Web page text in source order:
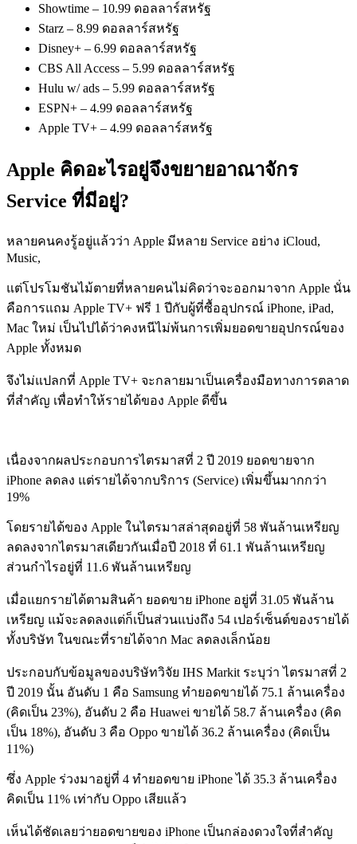
Showtime – 10.99 ดอลลาร์สหรัฐ
Starz – 8.99 ดอลลาร์สหรัฐ
Disney+ – 6.99 ดอลลาร์สหรัฐ
CBS All Access – 5.99 ดอลลาร์สหรัฐ
Hulu w/ ads – 5.99 ดอลลาร์สหรัฐ
ESPN+ – 4.99 ดอลลาร์สหรัฐ
Apple TV+ – 4.99 ดอลลาร์สหรัฐ
Apple คิดอะไรอยู่จึงขยายอาณาจักร
Service ที่มีอยู่?
หลายคนคงรู้อยู่แล้วว่า Apple มีหลาย Service อย่าง iCloud,
Music,
แต่โปรโมชันไม้ตายที่หลายคนไม่คิดว่าจะออกมาจาก Apple นั่น
คือการแถม Apple TV+ ฟรี 1 ปีกับผู้ที่ซื้ออุปกรณ์ iPhone, iPad,
Mac ใหม่ เป็นไปได้ว่าคงหนีไม่พ้นการเพิ่มยอดขายอุปกรณ์ของ
Apple ทั้งหมด
จึงไม่แปลกที่ Apple TV+ จะกลายมาเป็นเครื่องมือทางการตลาด
ที่สำคัญ เพื่อทำให้รายได้ของ Apple ดีขึ้น
เนื่องจากผลประกอบการไตรมาสที่ 2 ปี 2019 ยอดขายจาก
iPhone ลดลง แต่รายได้จากบริการ (Service) เพิ่มขึ้นมากกว่า
19%
โดยรายได้ของ Apple ในไตรมาสล่าสุดอยู่ที่ 58 พันล้านเหรียญ
ลดลงจากไตรมาสเดียวกันเมื่อปี 2018 ที่ 61.1 พันล้านเหรียญ
ส่วนกำไรอยู่ที่ 11.6 พันล้านเหรียญ
เมื่อแยกรายได้ตามสินค้า ยอดขาย iPhone อยู่ที่ 31.05 พันล้าน
เหรียญ แม้จะลดลงแต่ก็เป็นส่วนแบ่งถึง 54 เปอร์เซ็นต์ของรายได้
ทั้งบริษัท ในขณะที่รายได้จาก Mac ลดลงเล็กน้อย
ประกอบกับข้อมูลของบริษัทวิจัย IHS Markit ระบุว่า ไตรมาสที่ 2
ปี 2019 นั้น อันดับ 1 คือ Samsung ทำยอดขายได้ 75.1 ล้านเครื่อง
(คิดเป็น 23%), อันดับ 2 คือ Huawei ขายได้ 58.7 ล้านเครื่อง (คิด
เป็น 18%), อันดับ 3 คือ Oppo ขายได้ 36.2 ล้านเครื่อง (คิดเป็น
11%)
ซึ่ง Apple ร่วงมาอยู่ที่ 4 ทำยอดขาย iPhone ได้ 35.3 ล้านเครื่อง
คิดเป็น 11% เท่ากับ Oppo เสียแล้ว
เห็นได้ชัดเลยว่ายอดขายของ iPhone เป็นกล่องดวงใจที่สำคัญ